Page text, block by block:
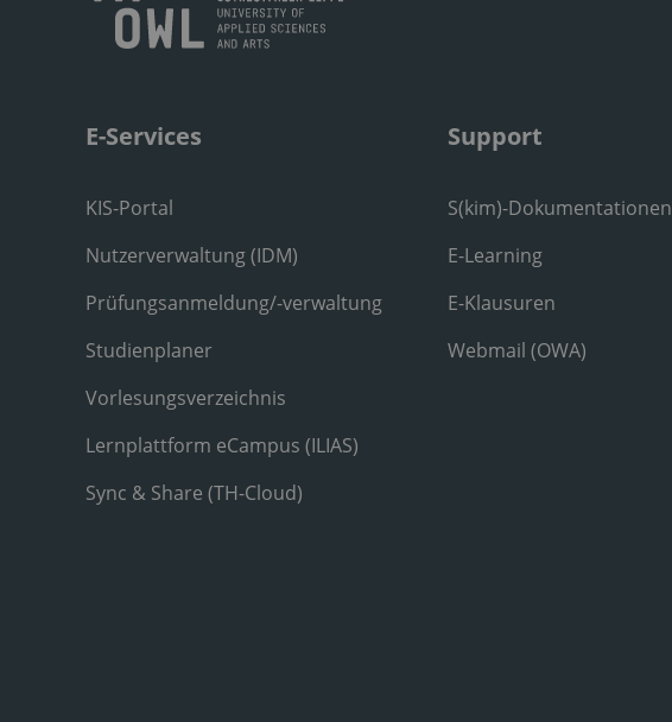
E-Services
KIS-Portal
Nutzerverwaltung (IDM)
Prüfungsanmeldung/-verwaltung
Studienplaner
Vorlesungsverzeichnis
Lernplattform eCampus (ILIAS)
Sync & Share (TH-Cloud)
Support
S(kim)-Dokumentationen
E-Learning
E-Klausuren
Webmail (OWA)